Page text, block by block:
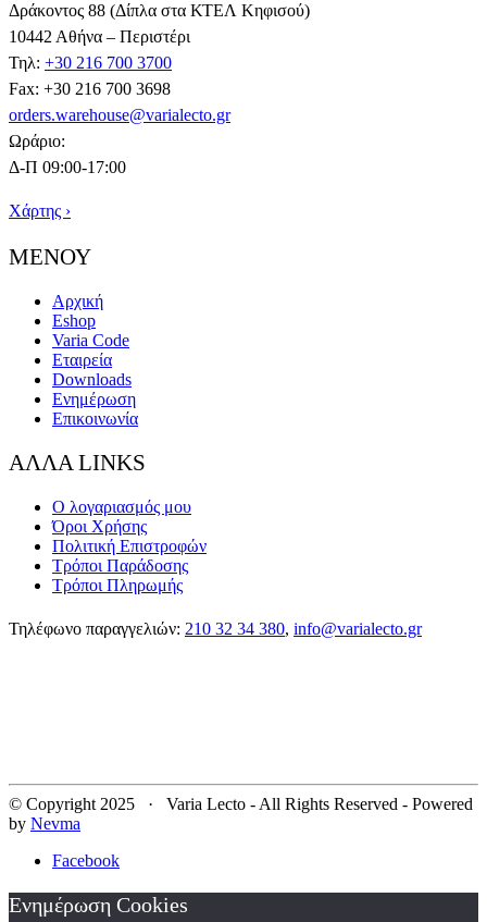
Δράκοντος 88 (Δίπλα στα ΚΤΕΛ Κηφισού)
10442 Αθήνα – Περιστέρι
Τηλ: +30 216 700 3700
Fax: +30 216 700 3698
orders.warehouse@varialecto.gr
Ωράριο:
Δ-Π 09:00-17:00
Χάρτης ›
ΜΕΝΟΥ
Αρχική
Eshop
Varia Code
Εταιρεία
Downloads
Ενημέρωση
Επικοινωνία
ΑΛΛΑ LINKS
Ο λογαριασμός μου
Όροι Χρήσης
Πολιτική Επιστροφών
Τρόποι Παράδοσης
Τρόποι Πληρωμής
Τηλέφωνο παραγγελιών: 210 32 34 380, info@varialecto.gr
© Copyright 2025 · Varia Lecto - All Rights Reserved - Powered
by Nevma
Facebook
Ενημέρωση Cookies